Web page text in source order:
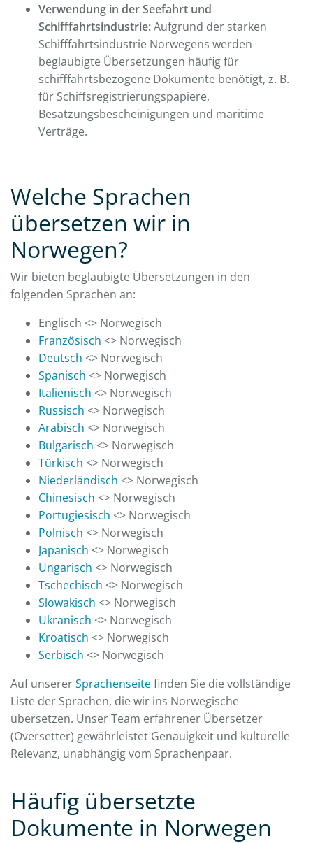
Verwendung in der Seefahrt und
Schifffahrtsindustrie:Aufgrund der starken
Schifffahrtsindustrie Norwegens werden
beglaubigte Übersetzungen häufig für
schifffahrtsbezogene Dokumente benötigt, z. B.
für Schiffsregistrierungspapiere,
Besatzungsbescheinigungen und maritime
Verträge.
Welche Sprachen
übersetzen wir in
Norwegen?
Wir bieten beglaubigte Übersetzungen in den
folgenden Sprachen an:
Englisch <> Norwegisch
Französisch <> Norwegisch
Deutsch <> Norwegisch
Spanisch <> Norwegisch
Italienisch <> Norwegisch
Russisch <> Norwegisch
Arabisch <> Norwegisch
Bulgarisch <> Norwegisch
Türkisch <> Norwegisch
Niederländisch <> Norwegisch
Chinesisch <> Norwegisch
Portugiesisch <> Norwegisch
Polnisch <> Norwegisch
Japanisch <> Norwegisch
Ungarisch <> Norwegisch
Tschechisch <> Norwegisch
Slowakisch <> Norwegisch
Ukranisch <> Norwegisch
Kroatisch <> Norwegisch
Serbisch <> Norwegisch
Auf unsererSprachenseitefinden Sie die vollständige
Liste der Sprachen, die wir ins Norwegische
übersetzen. Unser Team erfahrener Übersetzer
(Oversetter) gewährleistet Genauigkeit und kulturelle
Relevanz, unabhängig vom Sprachenpaar.
Häufig übersetzte
Dokumente in Norwegen